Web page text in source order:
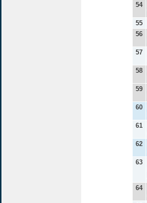
54
55
56
57
58
59
60
61
62
63
64